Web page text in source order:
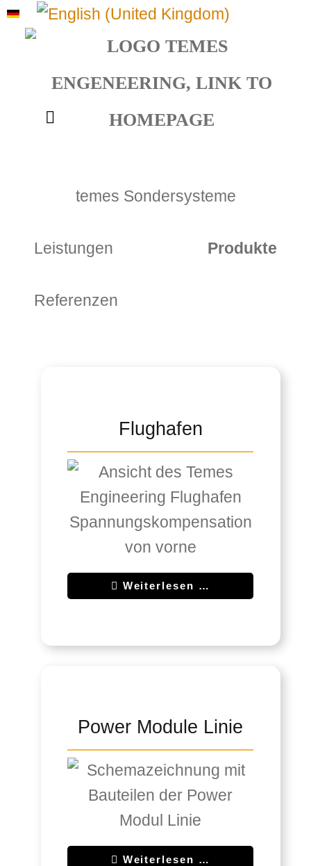
Sprache auswählen
temes Sondersysteme
Leistungen Produkte
Referenzen
Flughafen
Weiterlesen …
Power Module Linie
Weiterlesen …